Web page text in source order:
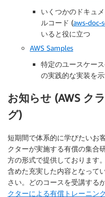
いくつかのドキュ
ルコード (aws-doc-
いると役に立つ
AWS Samples
特定のユースケー
の実践的な実装を
お知らせ (AWS ク
グ)
短期間で体系的に学びたいお
クターが実施する有償の集合
方の形式で提供しております
含めた充実した内容となって
さい。どのコースを受講する
クターによる有償トレーニン